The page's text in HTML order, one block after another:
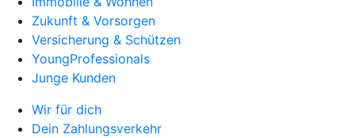
Zukunft & Vorsorgen
Versicherung & Schützen
YoungProfessionals
Junge Kunden
Wir für dich
Dein Zahlungsverkehr